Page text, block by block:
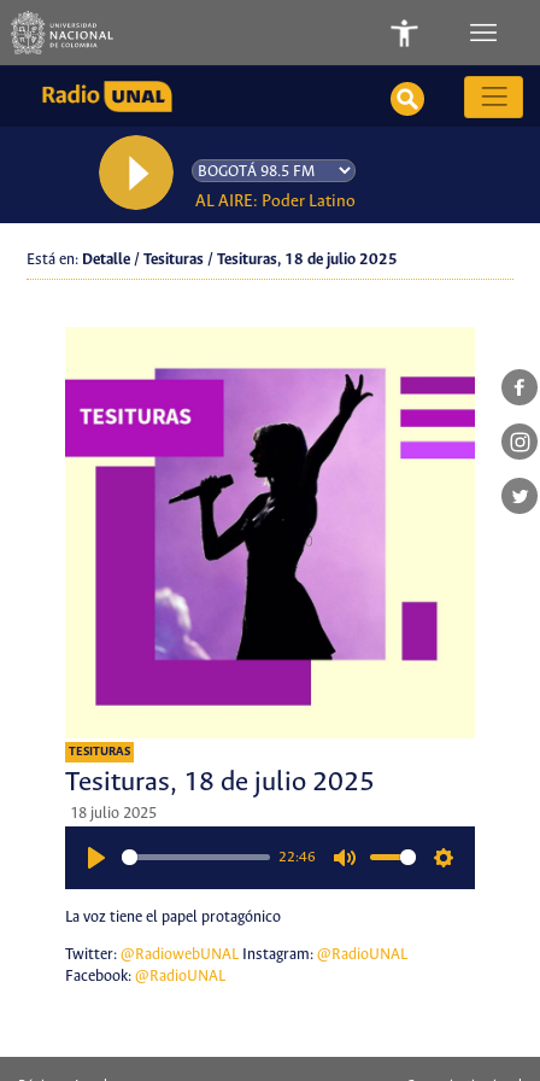
AL AIRE: Poder Latino
Está en: Detalle / Tesituras / Tesituras, 18 de julio 2025
TESITURAS
Tesituras, 18 de julio 2025
18 julio 2025
22:46
La voz tiene el papel protagónico
Twitter: @RadiowebUNALInstagram: @RadioUNAL
Facebook: @RadioUNAL